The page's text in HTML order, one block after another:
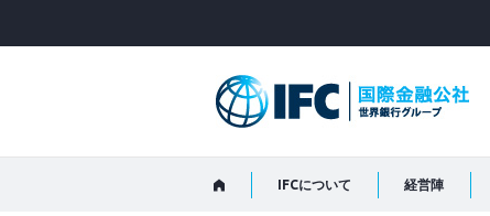
IFCについて 経営陣